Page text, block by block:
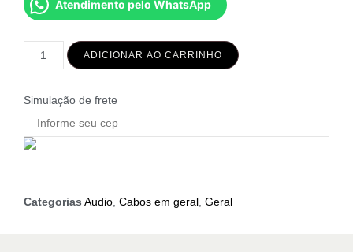
Atendimento pelo WhatsApp
ADICIONAR AO CARRINHO
Simulação de frete
Categorias Audio Cabos em geral Geral